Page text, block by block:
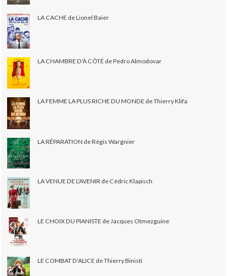
LA CACHE de Lionel Baier
LA CHAMBRE D'À CÔTÉ de Pedro Almodovar
LA FEMME LA PLUS RICHE DU MONDE de Thierry Klifa
LA RÉPARATION de Régis Wargnier
LA VENUE DE L'AVENIR de Cédric Klapisch
LE CHOIX DU PIANISTE de Jacques Otmezguine
LE COMBAT D'ALICE de Thierry Binisti